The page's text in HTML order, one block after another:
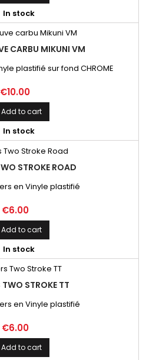
In stock
CARBU MIKUNI VM
plastifié sur fond CHROME
Price
€10.00
Add to cart
In stock
STROKE ROAD
en Vinyle plastifié
Price
€6.00
Add to cart
In stock
TWO STROKE TT
en Vinyle plastifié
Price
€6.00
Add to cart